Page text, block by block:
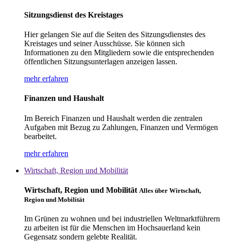
Sitzungsdienst des Kreistages
Hier gelangen Sie auf die Seiten des Sitzungsdienstes des
Kreistages und seiner Ausschüsse. Sie können sich
Informationen zu den Mitgliedern sowie die entsprechenden
öffentlichen Sitzungsunterlagen anzeigen lassen.
mehr erfahren
Finanzen und Haushalt
Im Bereich Finanzen und Haushalt werden die zentralen
Aufgaben mit Bezug zu Zahlungen, Finanzen und Vermögen
bearbeitet.
mehr erfahren
Wirtschaft, Region und Mobilität
Wirtschaft, Region und Mobilität Alles über Wirtschaft,
Region und Mobilität
Im Grünen zu wohnen und bei industriellen Weltmarktführern
zu arbeiten ist für die Menschen im Hochsauerland kein
Gegensatz sondern gelebte Realität.